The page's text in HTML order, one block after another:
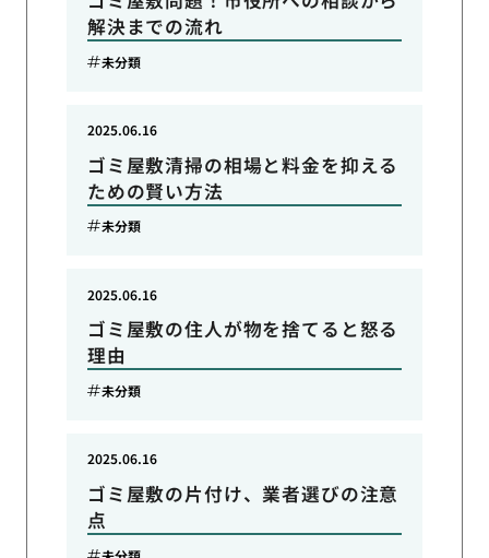
解決までの流れ
未分類
ゴミ屋敷清掃の相場と料金を抑える
ための賢い方法
2025.06.16
未分類
ゴミ屋敷の住人が物を捨てると怒る
理由
2025.06.16
未分類
ゴミ屋敷の片付け、業者選びの注意
点
2025.06.16